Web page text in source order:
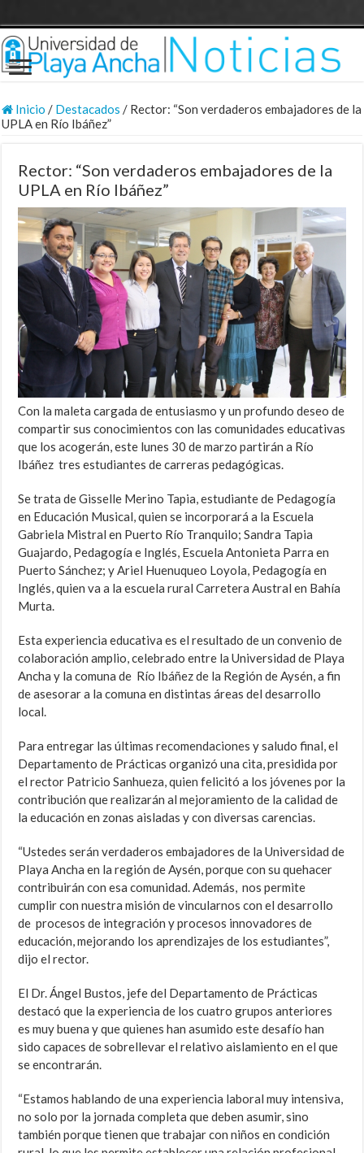
Inicio / Destacados / Rector: “Son verdaderos embajadores de la
UPLA en Río Ibáñez”
Rector: “Son verdaderos embajadores de la
UPLA en Río Ibáñez”
Con la maleta cargada de entusiasmo y un profundo deseo de
compartir sus conocimientos con las comunidades educativas
que los acogerán, este lunes 30 de marzo partirán a Río
Ibáñez tres estudiantes de carreras pedagógicas.
Se trata de Gisselle Merino Tapia, estudiante de Pedagogía
en Educación Musical, quien se incorporará a la Escuela
Gabriela Mistral en Puerto Río Tranquilo; Sandra Tapia
Guajardo, Pedagogía e Inglés, Escuela Antonieta Parra en
Puerto Sánchez; y Ariel Huenuqueo Loyola, Pedagogía en
Inglés, quien va a la escuela rural Carretera Austral en Bahía
Murta.
Esta experiencia educativa es el resultado de un convenio de
colaboración amplio, celebrado entre la Universidad de Playa
Ancha y la comuna de Río Ibáñez de la Región de Aysén, a fin
de asesorar a la comuna en distintas áreas del desarrollo
local.
Para entregar las últimas recomendaciones y saludo final, el
Departamento de Prácticas organizó una cita, presidida por
el rector Patricio Sanhueza, quien felicitó a los jóvenes por la
contribución que realizarán al mejoramiento de la calidad de
la educación en zonas aisladas y con diversas carencias.
“Ustedes serán verdaderos embajadores de la Universidad de
Playa Ancha en la región de Aysén, porque con su quehacer
contribuirán con esa comunidad. Además, nos permite
cumplir con nuestra misión de vincularnos con el desarrollo
de procesos de integración y procesos innovadores de
educación, mejorando los aprendizajes de los estudiantes”,
dijo el rector.
El Dr. Ángel Bustos, jefe del Departamento de Prácticas
destacó que la experiencia de los cuatro grupos anteriores
es muy buena y que quienes han asumido este desafío han
sido capaces de sobrellevar el relativo aislamiento en el que
se encontrarán.
“Estamos hablando de una experiencia laboral muy intensiva,
no solo por la jornada completa que deben asumir, sino
también porque tienen que trabajar con niños en condición